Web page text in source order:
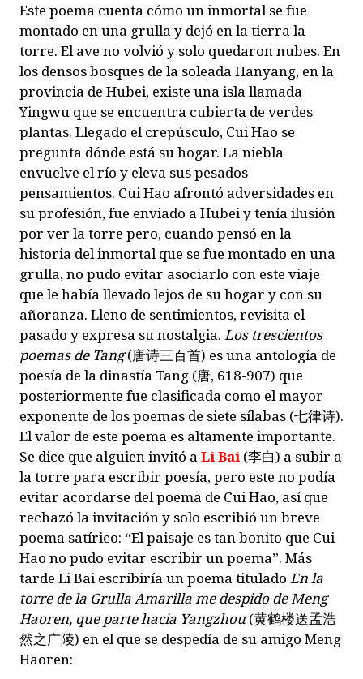
Este poema cuenta cómo un inmortal se fue
montado en una grulla y dejó en la tierra la
torre. El ave no volvió y solo quedaron nubes. En
los densos bosques de la soleada Hanyang, en la
provincia de Hubei, existe una isla llamada
Yingwu que se encuentra cubierta de verdes
plantas. Llegado el crepúsculo, Cui Hao se
pregunta dónde está su hogar. La niebla
envuelve el río y eleva sus pesados
pensamientos. Cui Hao afrontó adversidades en
su profesión, fue enviado a Hubei y tenía ilusión
por ver la torre pero, cuando pensó en la
historia del inmortal que se fue montado en una
grulla, no pudo evitar asociarlo con este viaje
que le había llevado lejos de su hogar y con su
añoranza. Lleno de sentimientos, revisita el
pasado y expresa su nostalgia. Los trescientos
poemas de Tang(唐诗三百首) es una antología de
poesía de la dinastía Tang (唐, 618-907) que
posteriormente fue clasificada como el mayor
exponente de los poemas de siete sílabas (七律诗).
El valor de este poema es altamente importante.
Se dice que alguien invitó aLi Bai (李白) a subir a
la torre para escribir poesía, pero este no podía
evitar acordarse del poema de Cui Hao, así que
rechazó la invitación y solo escribió un breve
poema satírico: “El paisaje es tan bonito que Cui
Hao no pudo evitar escribir un poema”. Más
tarde Li Bai escribiría un poema titulado En la
torre de la Grulla Amarilla me despido de Meng
Haoren, que parte hacia Yangzhou (黄鹤楼送孟浩
然之广陵) en el que se despedía de su amigo Meng
Haoren: